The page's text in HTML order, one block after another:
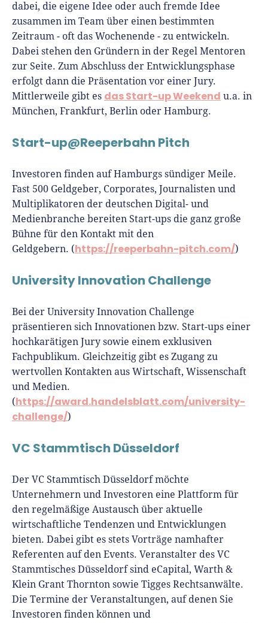
dabei, die eigene Idee oder auch fremde Idee
zusammen im Team über einen bestimmten
Zeitraum - oft das Wochenende - zu entwickeln.
Dabei stehen den Gründern in der Regel Mentoren
zur Seite. Zum Abschluss der Entwicklungsphase
erfolgt dann die Präsentation vor einer Jury.
Mittlerweile gibt es das Start-up Weekend u.a. in
München, Frankfurt, Berlin oder Hamburg.
Start-up@Reeperbahn Pitch
Investoren finden auf Hamburgs sündiger Meile.
Fast 500 Geldgeber, Corporates, Journalisten und
Multiplikatoren der deutschen Digital- und
Medienbranche bereiten Start-ups die ganz große
Bühne für den Kontakt mit den
Geldgebern. (https://reeperbahn-pitch.com/)
University Innovation Challenge
Bei der University Innovation Challenge
präsentieren sich Innovationen bzw. Start-ups einer
hochkarätigen Jury sowie einem exklusiven
Fachpublikum. Gleichzeitig gibt es Zugang zu
wertvollen Kontakten aus Wirtschaft, Wissenschaft
und Medien.
(https://award.handelsblatt.com/university-
challenge/)
VC Stammtisch Düsseldorf
Der VC Stammtisch Düsseldorf möchte
Unternehmern und Investoren eine Plattform für
den regelmäßige Austausch über aktuelle
wirtschaftliche Tendenzen und Entwicklungen
bieten. Dabei gibt es stets Vorträge namhafter
Referenten auf den Events. Veranstalter des VC
Stammtisches Düsseldorf sind eCapital, Warth &
Klein Grant Thornton sowie Tigges Rechtsanwälte.
Die Termine der Veranstaltungen, auf denen Sie
Investoren finden können und